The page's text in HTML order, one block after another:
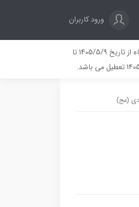
ورود کاربران
فروشگاه از تاریخ 1405/5/9 تا
(عج)